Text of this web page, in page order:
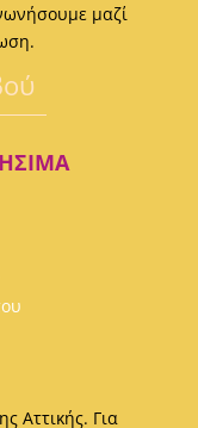
μαζί
Αττικής. Για